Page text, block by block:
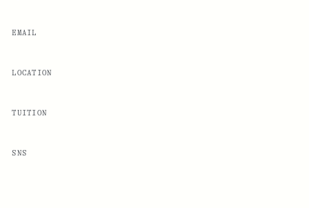
EMAIL
LOCATION
TUITION
SNS